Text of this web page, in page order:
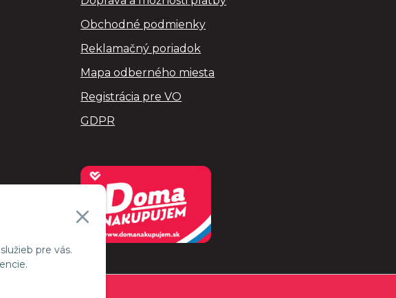
pre vás.
Obchodné podmienky
Reklamačný poriadok
Mapa odberného miesta
Registrácia pre VO
GDPR